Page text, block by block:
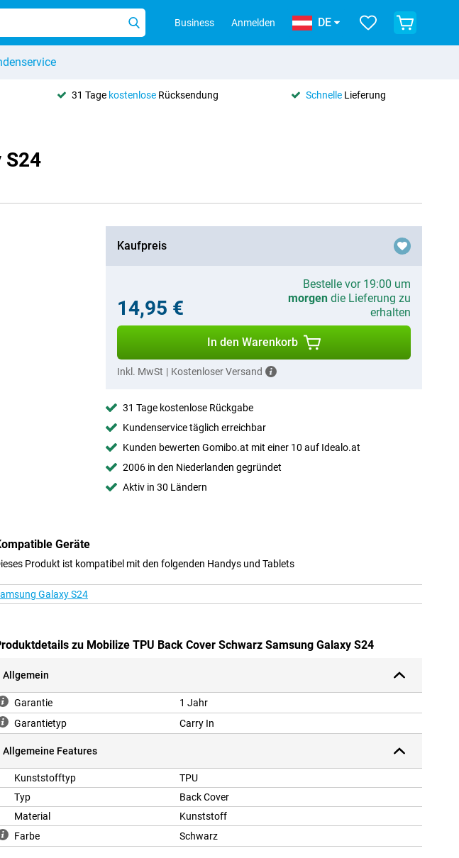
Business Anmelden DE
31 Tage kostenloseRücksendung SchnelleLieferung
S24
Kaufpreis
14,95 €
Bestelle vor 19:00 um
morgendie Lieferung zu
erhalten
In den Warenkorb
Inkl. MwSt | Kostenloser Versand
31 Tage kostenlose Rückgabe
Kundenservice täglich erreichbar
Kunden bewerten Gomibo.at mit einer 10 auf Idealo.at
2006 in den Niederlanden gegründet
Aktiv in 30 Ländern
Geräte
Produkt ist kompatibel mit den folgenden Handys und Tablets
Galaxy S24
zu Mobilize TPU Back Cover Schwarz Samsung Galaxy S24
Allgemein
Garantie
1 Jahr
Garantietyp
Carry In
Allgemeine Features
Kunststofftyp
TPU
Typ
Back Cover
Material
Kunststoff
Farbe
Schwarz